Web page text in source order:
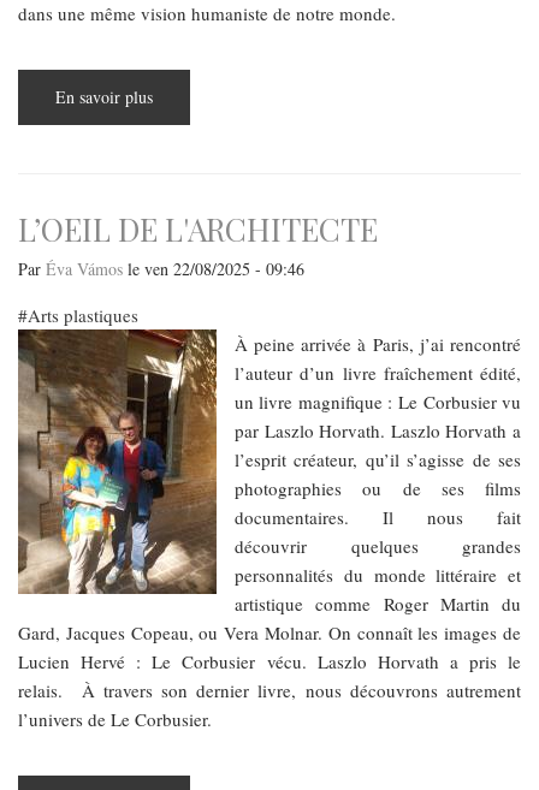
dans une même vision humaniste de notre monde.
En savoir plus
croisé
et
Lucien
Hervé
se
rencontrent
L’OEIL DE L'ARCHITECTE
Par Éva Vámos le ven 22/08/2025 - 09:46
Arts plastiques
À peine arrivée à Paris, j’ai rencontré
l’auteur d’un livre fraîchement édité,
un livre magnifique : Le Corbusier vu
par Laszlo Horvath. Laszlo Horvath a
l’esprit créateur, qu’il s’agisse de ses
photographies ou de ses films
documentaires. Il nous fait
découvrir quelques grandes
personnalités du monde littéraire et
artistique comme Roger Martin du
Gard, Jacques Copeau, ou Vera Molnar. On connaît les images de
Lucien Hervé : Le Corbusier vécu. Laszlo Horvath a pris le
relais. À travers son dernier livre, nous découvrons autrement
l’univers de Le Corbusier.